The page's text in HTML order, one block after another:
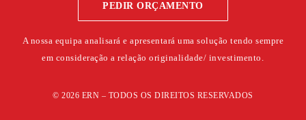
PEDIR ORÇAMENTO
A nossa equipa analisará e apresentará uma solução tendo sempre
em consideração a relação originalidade/ investimento.
©2026 ERN – TODOS OS DIREITOS RESERVADOS